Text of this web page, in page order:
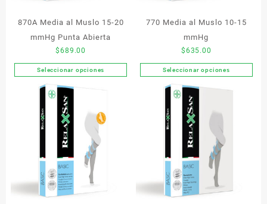
870A Media al Muslo 15-20
mmHg Punta Abierta
$689.00
Seleccionar opciones
Este
producto
múltiples
variantes.
opciones
se
pueden
elegir
770 Media al Muslo 10-15
mmHg
$635.00
Seleccionar opciones
Este
producto
múltiples
variantes.
opciones
se
pueden
elegir